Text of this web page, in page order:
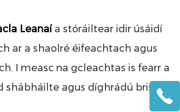
Leanaí a stóráiltear idir úsáidí
ar a shaolré éifeachtach agus
I measc na gcleachtas is fearr a
shábháilte agus díghrádú bristle